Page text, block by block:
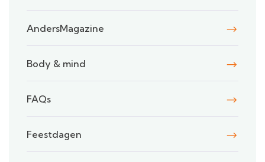
AndersMagazine
Body & mind
FAQs
Feestdagen